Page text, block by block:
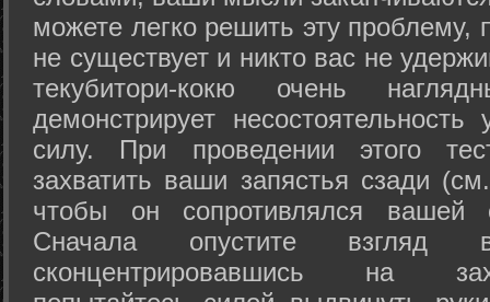
можете легко решить эту проблему,
не существует и никто вас не
текубитори-кокю очень
демонстрирует
силу. При проведении этого
захватить ваши запястья сзади
чтобы он сопротивлялся вашей
Сначала опустите
сконцентрировавшись на